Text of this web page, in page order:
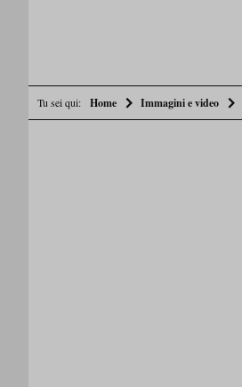
Tu sei qui: Home Immagini e video